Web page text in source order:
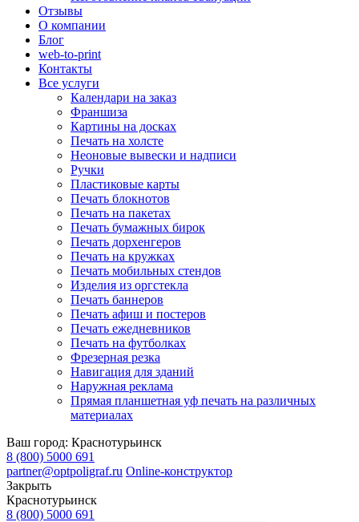
Отзывы
О компании
Блог
web-to-print
Контакты
Все услуги
Календари на заказ
Франшиза
Картины на досках
Печать на холсте
Неоновые вывески и надписи
Ручки
Пластиковые карты
Печать блокнотов
Печать на пакетах
Печать бумажных бирок
Печать дорхенгеров
Печать на кружках
Печать мобильных стендов
Изделия из оргстекла
Печать баннеров
Печать афиш и постеров
Печать ежедневников
Печать на футболках
Фрезерная резка
Навигация для зданий
Наружная реклама
Прямая планшетная уф печать на различных
материалах
Ваш город: Краснотурьинск
8 (800) 5000 691
partner@optpoligraf.ru Online-конструктор
Закрыть
Краснотурьинск
8 (800) 5000 691